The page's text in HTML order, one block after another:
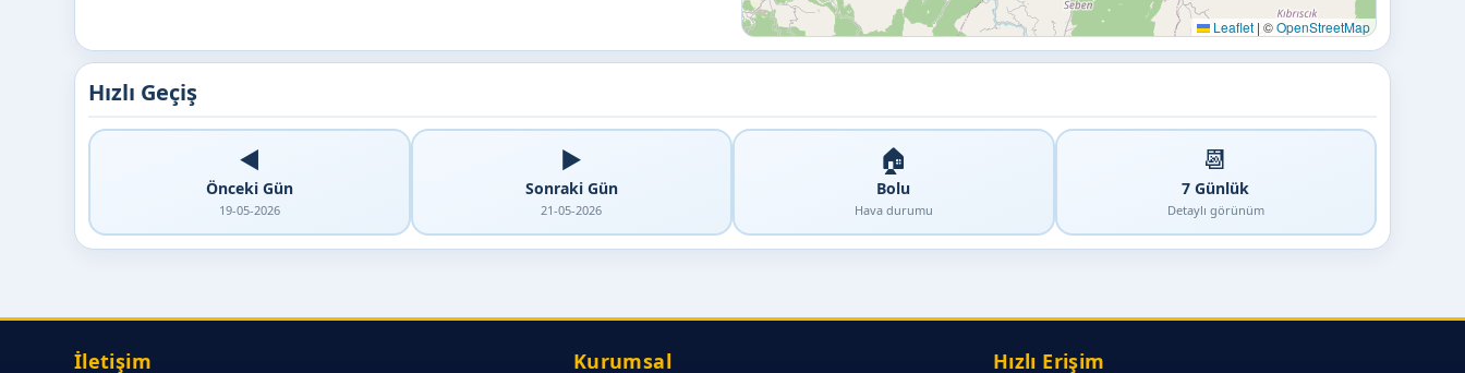
Leaflet | ©OpenStreetMap
Hızlı Geçiş
◀️
Önceki Gün
19-05-2026
▶️
Sonraki Gün
21-05-2026
🏠
Bolu
Hava durumu
📆
7 Günlük
Detaylı görünüm
İletişim Kurumsal Hızlı Erişim